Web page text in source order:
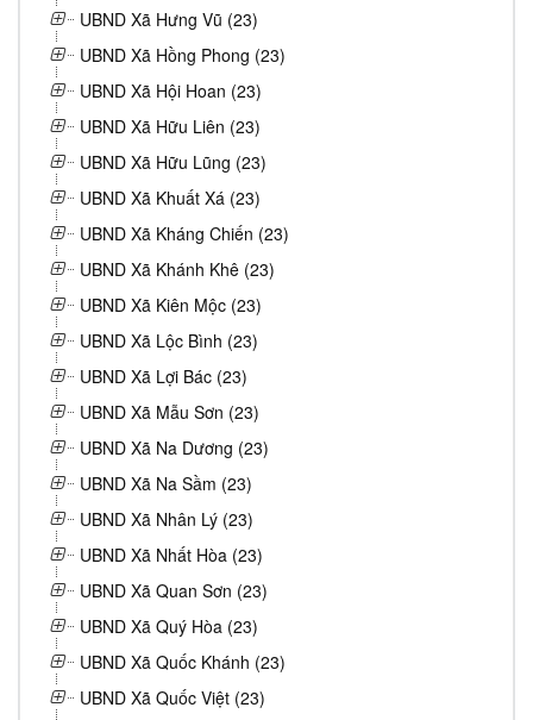
UBND Xã Hưng Vũ (23)
UBND Xã Hồng Phong (23)
UBND Xã Hội Hoan (23)
UBND Xã Hữu Liên (23)
UBND Xã Hữu Lũng (23)
UBND Xã Khuất Xá (23)
UBND Xã Kháng Chiến (23)
UBND Xã Khánh Khê (23)
UBND Xã Kiên Mộc (23)
UBND Xã Lộc Bình (23)
UBND Xã Lợi Bác (23)
UBND Xã Mẫu Sơn (23)
UBND Xã Na Dương (23)
UBND Xã Na Sầm (23)
UBND Xã Nhân Lý (23)
UBND Xã Nhất Hòa (23)
UBND Xã Quan Sơn (23)
UBND Xã Quý Hòa (23)
UBND Xã Quốc Khánh (23)
UBND Xã Quốc Việt (23)